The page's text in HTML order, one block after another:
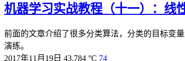
机器学习实战教程（十一）：线
前面的文章介绍了很多分类算法，分类的目标变
演练。
2017年11月19日 43,784 °C 74